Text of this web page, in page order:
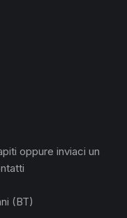
oppure inviaci un
(BT)